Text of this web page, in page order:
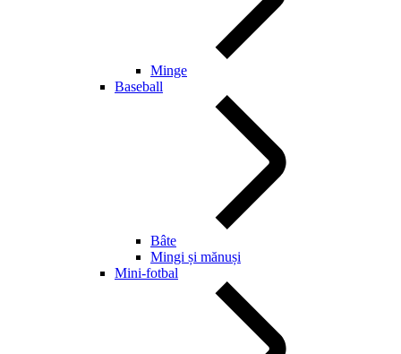
Minge
Baseball
Bâte
Mingi și mănuși
Mini-fotbal